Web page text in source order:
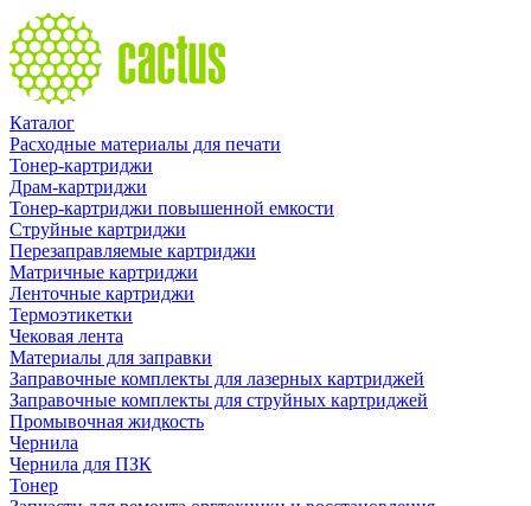
Каталог
Расходные материалы для печати
Тонер-картриджи
Драм-картриджи
Тонер-картриджи повышенной емкости
Струйные картриджи
Перезаправляемые картриджи
Матричные картриджи
Ленточные картриджи
Термоэтикетки
Чековая лента
Материалы для заправки
Заправочные комплекты для лазерных картриджей
Заправочные комплекты для струйных картриджей
Промывочная жидкость
Чернила
Чернила для ПЗК
Тонер